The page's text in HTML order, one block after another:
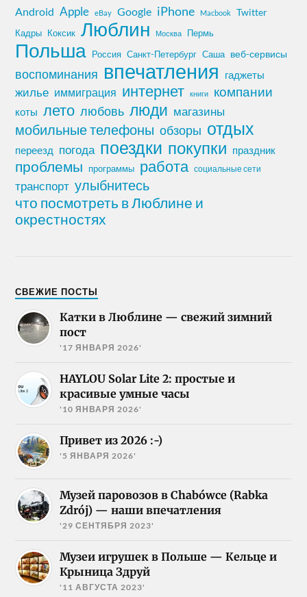
Android Apple eBay Google iPhone Macbook Twitter
Кадры Коксик Люблин Москва Пермь
Польша Россия Санкт-Петербург Саша веб-сервисы
воспоминания впечатления гаджеты
жилье иммиграция интернет книги компании
коты лето любовь люди магазины
мобильные телефоны обзоры отдых
переезд погода поездки покупки праздник
проблемы программы работа социальные сети
транспорт улыбнитесь
что посмотреть в Люблине и
окрестностях
СВЕЖИЕ ПОСТЫ
Катки в Люблине — свежий зимний
пост
'17 ЯНВАРЯ 2026'
HAYLOU Solar Lite 2: простые и
красивые умные часы
'10 ЯНВАРЯ 2026'
Привет из 2026 :-)
'5 ЯНВАРЯ 2026'
Музей паровозов в Chabówce (Rabka
Zdrój) — наши впечатления
'29 СЕНТЯБРЯ 2023'
Музеи игрушек в Польше — Кельце и
Крыница Здруй
'11 АВГУСТА 2023'